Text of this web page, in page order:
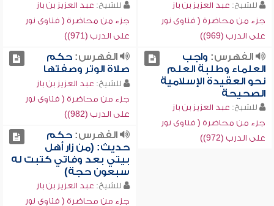
للشيخ: عبد العزيز بن باز
جزء من محاضرة ( فتاوى نور
على الدرب (969))
للشيخ: عبد العزيز بن باز
جزء من محاضرة ( فتاوى نور
على الدرب (971))
الفهرس: واجب
العلماء وطلبة العلم
نحو العقيدة الإسلامية
الصحيحة
للشيخ: عبد العزيز بن باز
جزء من محاضرة ( فتاوى نور
على الدرب (972))
الفهرس:حكم
صلاة الوتر وصفتها
للشيخ: عبد العزيز بن باز
جزء من محاضرة ( فتاوى نور
على الدرب (982))
الفهرس:حكم
حديث: (من زار أهل
بيتي بعد وفاتي كتبت له
سبعون حجة)
للشيخ: عبد العزيز بن باز
جزء من محاضرة ( فتاوى نور